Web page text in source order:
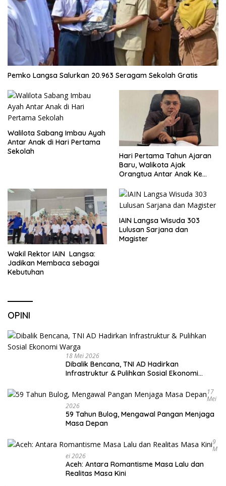
Pemko Langsa Salurkan 20.963 Seragam Sekolah Gratis
Walilota Sabang Imbau Ayah
Antar Anak di Hari Pertama
Sekolah
Hari Pertama Tahun Ajaran
Baru, Walikota Ajak
Orangtua Antar Anak Ke
Wakil Rektor IAIN Langsa:
Jadikan Membaca sebagai
Kebutuhan
IAIN Langsa Wisuda 303
Lulusan Sarjana dan
Magister
OPINI
18 Mei 2026
Dibalik Bencana, TNI AD Hadirkan
Infrastruktur & Pulihkan Sosial Ekonomi
17
Mei
2026
59 Tahun Bulog, Mengawal Pangan Menjaga
Masa Depan
9
M
Ei 2026
Aceh: Antara Romantisme Masa Lalu dan
Realitas Masa Kini